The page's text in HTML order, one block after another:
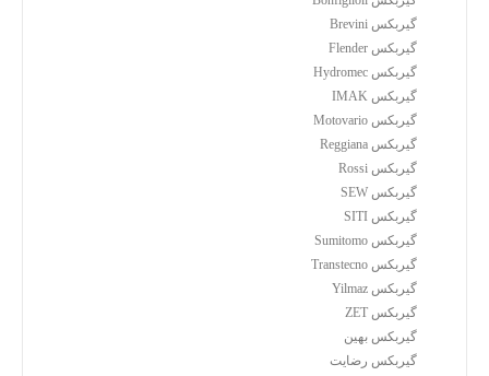
گیربکس Brevini
گیربکس Flender
گیربکس Hydromec
گیربکس IMAK
گیربکس Motovario
گیربکس Reggiana
گیربکس Rossi
گیربکس SEW
گیربکس SITI
گیربکس Sumitomo
گیربکس Transtecno
گیربکس Yilmaz
گیربکس ZET
گیربکس بهین
گیربکس رضایت